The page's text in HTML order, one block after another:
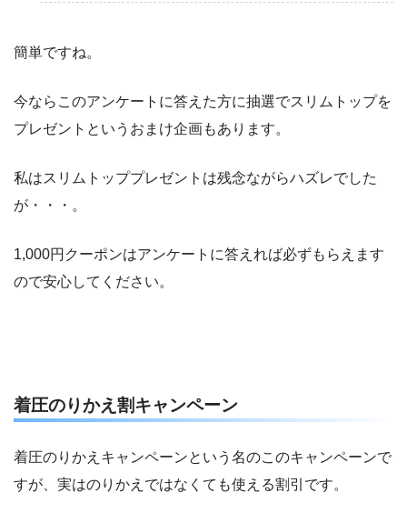
簡単ですね。
今ならこのアンケートに答えた方に抽選でスリムトップを
プレゼントというおまけ企画もあります。
私はスリムトッププレゼントは残念ながらハズレでした
が・・・。
1,000円クーポンはアンケートに答えれば必ずもらえます
ので安心してください。
着圧のりかえ割キャンペーン
着圧のりかえキャンペーンという名のこのキャンペーンで
すが、実はのりかえではなくても使える割引です。